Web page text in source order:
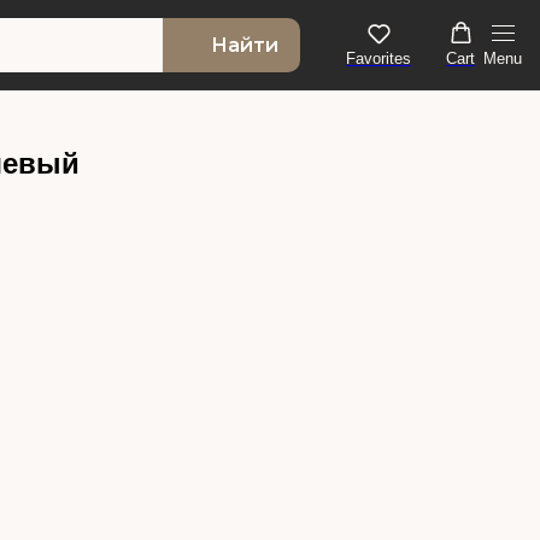
Найти
Favorites Cart Menu